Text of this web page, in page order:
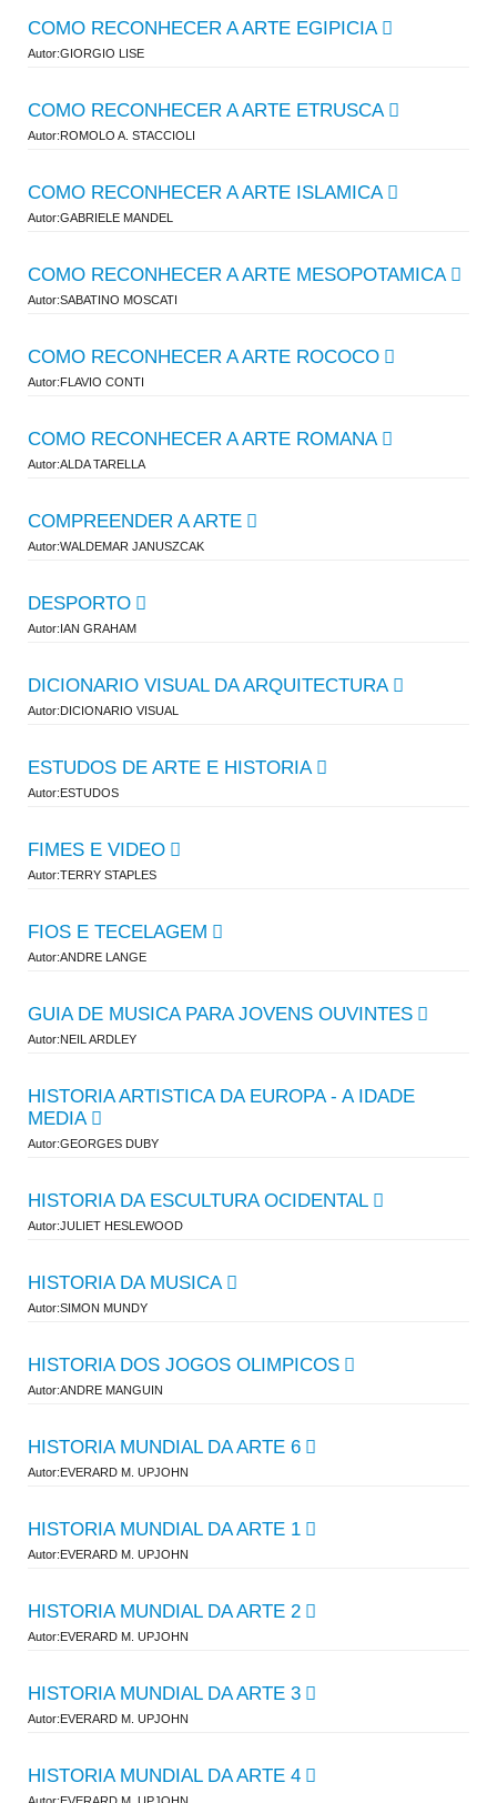
COMO RECONHECER A ARTE EGIPICIA
Autor:GIORGIO LISE
COMO RECONHECER A ARTE ETRUSCA
Autor:ROMOLO A. STACCIOLI
COMO RECONHECER A ARTE ISLAMICA
Autor:GABRIELE MANDEL
COMO RECONHECER A ARTE MESOPOTAMICA
Autor:SABATINO MOSCATI
COMO RECONHECER A ARTE ROCOCO
Autor:FLAVIO CONTI
COMO RECONHECER A ARTE ROMANA
Autor:ALDA TARELLA
COMPREENDER A ARTE
Autor:WALDEMAR JANUSZCAK
DESPORTO
Autor:IAN GRAHAM
DICIONARIO VISUAL DA ARQUITECTURA
Autor:DICIONARIO VISUAL
ESTUDOS DE ARTE E HISTORIA
Autor:ESTUDOS
FIMES E VIDEO
Autor:TERRY STAPLES
FIOS E TECELAGEM
Autor:ANDRE LANGE
GUIA DE MUSICA PARA JOVENS OUVINTES
Autor:NEIL ARDLEY
HISTORIA ARTISTICA DA EUROPA - A IDADE
MEDIA
Autor:GEORGES DUBY
HISTORIA DA ESCULTURA OCIDENTAL
Autor:JULIET HESLEWOOD
HISTORIA DA MUSICA
Autor:SIMON MUNDY
HISTORIA DOS JOGOS OLIMPICOS
Autor:ANDRE MANGUIN
HISTORIA MUNDIAL DA ARTE 6
Autor:EVERARD M. UPJOHN
HISTORIA MUNDIAL DA ARTE 1
Autor:EVERARD M. UPJOHN
HISTORIA MUNDIAL DA ARTE 2
Autor:EVERARD M. UPJOHN
HISTORIA MUNDIAL DA ARTE 3
Autor:EVERARD M. UPJOHN
HISTORIA MUNDIAL DA ARTE 4